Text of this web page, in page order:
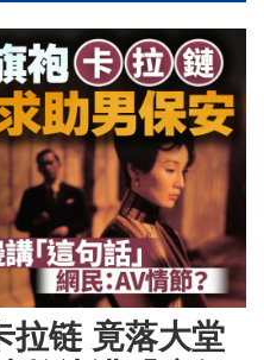
拉链 竟落大堂